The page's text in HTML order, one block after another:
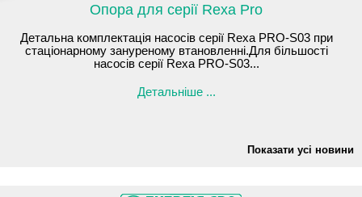
Опора для серії Rexa Pro
Детальна комплектація насосів серії Rexa PRO-S03 при
стаціонарному зануреному втановленні.Для більшості
насосів серії Rexa PRO-S03...
Детальніше ...
Показати усі новини